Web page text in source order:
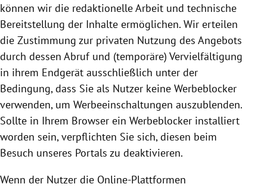
können wir die redaktionelle Arbeit und technische
Bereitstellung der Inhalte ermöglichen. Wir erteilen
die Zustimmung zur privaten Nutzung des Angebots
durch dessen Abruf und (temporäre) Vervielfältigung
in ihrem Endgerät ausschließlich unter der
Bedingung, dass Sie als Nutzer keine Werbeblocker
verwenden, um Werbeeinschaltungen auszublenden.
Sollte in Ihrem Browser ein Werbeblocker installiert
worden sein, verpflichten Sie sich, diesen beim
Besuch unseres Portals zu deaktivieren.
Wenn der Nutzer die Online-Plattformen